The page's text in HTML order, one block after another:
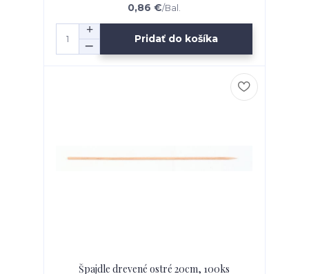
0,86 €/Bal.
Pridať do košíka
Špajdle drevené ostré 20cm, 100ks